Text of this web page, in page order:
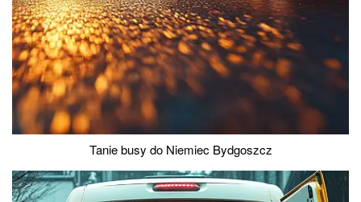
Tanie busy do Niemiec Bydgoszcz